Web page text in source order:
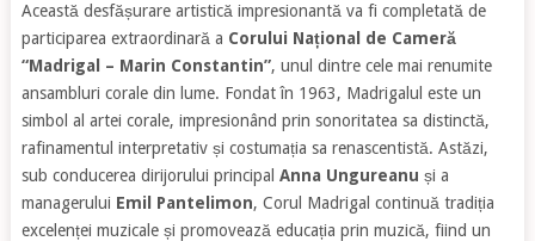
Această desfășurare artistică impresionantă va fi completată de
participarea extraordinară a Corului Național de Cameră
“Madrigal – Marin Constantin”, unul dintre cele mai renumite
ansambluri corale din lume. Fondat în 1963, Madrigalul este un
simbol al artei corale, impresionând prin sonoritatea sa distinctă,
rafinamentul interpretativ și costumația sa renascentistă. Astăzi,
sub conducerea dirijorului principal Anna Ungureanu și a
managerului Emil Pantelimon, Corul Madrigal continuă tradiția
excelenței muzicale și promovează educația prin muzică, fiind un